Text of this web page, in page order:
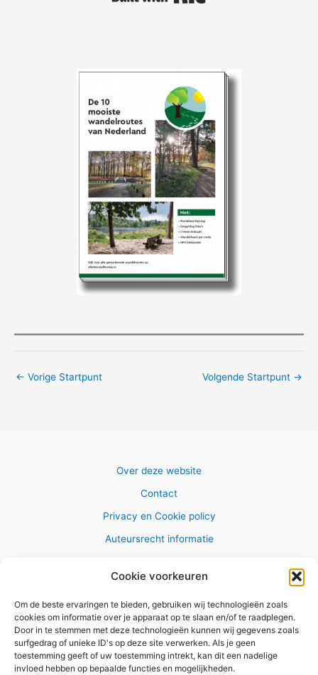
Cookie voorkeuren
Om de beste ervaringen te bieden, gebruiken wij technologieën zoals
cookies om informatie over je apparaat op te slaan en/of te raadplegen.
Door in te stemmen met deze technologieën kunnen wij gegevens zoals
surfgedrag of unieke ID's op deze site verwerken. Als je geen
toestemming geeft of uw toestemming intrekt, kan dit een nadelige
invloed hebben op bepaalde functies en mogelijkheden.
← Vorige Startpunt Volgende Startpunt →
Over deze website
Contact
Privacy en Cookie policy
Auteursrecht informatie
Copyright © 2026 AlleWandelRoutes.nl